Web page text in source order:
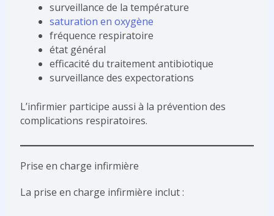
surveillance de la température
saturation en oxygène
fréquence respiratoire
état général
efficacité du traitement antibiotique
surveillance des expectorations
L’infirmier participe aussi à la prévention des
complications respiratoires.
Prise en charge infirmière
La prise en charge infirmière inclut :